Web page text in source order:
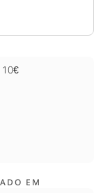
EM